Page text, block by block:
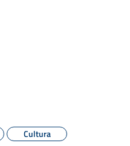
Cultura